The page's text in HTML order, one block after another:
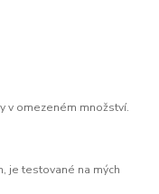
v omezeném množství.
je testované na mých